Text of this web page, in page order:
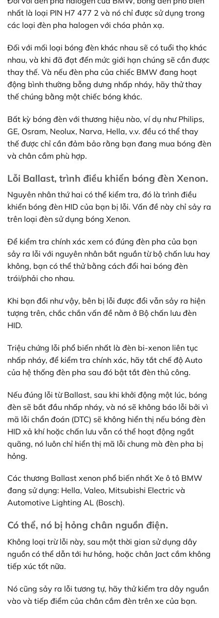
nhất là loại PIN H7 477 2 và nó chỉ được sử dụng trong
các loại đèn pha halogen với chóa phản xạ.
Đối với mối loại bóng đèn khác nhau sẽ có tuổi thọ khác
nhau, và khi đã đạt đến mức giới hạn chúng sẽ cần được
thay thế. Và nếu đèn pha của chiếc BMW đang hoạt
động bình thường bỗng dưng nhấp nháy, hãy thử thay
thế chúng bằng một chiếc bóng khác.
Bất kỳ bóng đèn với thương hiệu nào, ví dụ như Philips,
GE, Osram, Neolux, Narva, Hella, v.v. đều có thể thay
thế được chỉ cần đảm bảo rằng bạn đang mua bóng đèn
và chân cắm phù hợp.
Lỗi Ballast, trình điều khiển bóng đèn Xenon.
Nguyên nhân thứ hai có thể kiểm tra, đó là trình điều
khiển bóng đèn HID của bạn bị lỗi. Vấn đề này chỉ sảy ra
trên loại đèn sử dụng bóng Xenon.
Để kiểm tra chính xác xem có đúng đèn pha của bạn
sảy ra lỗi với nguyên nhân bắt nguần từ bộ chấn lưu hay
không, bạn có thể thử bằng cách đổi hai bóng đèn
trái/phải cho nhau.
Khi bạn đổi như vậy, bên bị lỗi được đổi vẫn sảy ra hiện
tượng trên, chắc chắn vấn đề nằm ở Bộ chấn lưu đèn
HID.
Triệu chứng lỗi phổ biến nhất là đèn bi-xenon liên tục
nhấp nháy, để kiểm tra chính xác, hãy tắt chế độ Auto
của hệ thống đèn pha sau đó bật tắt đèn thủ công.
Nếu đúng lỗi từ Ballast, sau khi khởi động một lúc, bóng
đèn sẽ bắt đầu nhấp nháy, và nó sẽ không báo lỗi bởi vì
mã lỗi chẩn đoán (DTC) sẽ không hiển thị nếu bóng đèn
HID xả khí hoặc chấn lưu vẫn có thể hoạt động ngắt
quãng, nó luôn chỉ hiển thị mã lỗi chung mà đèn pha bị
hỏng.
Các thương Ballast xenon phổ biến nhất Xe ô tô BMW
đang sử dụng: Hella, Valeo, Mitsubishi Electric và
Automotive Lighting AL (Bosch).
Có thể, nó bị hỏng chân nguồn điện.
Không loại trừ lỗi này, sau một thời gian sử dụng dây
nguồn có thể dẫn tới hư hỏng, hoặc chân Jact cắm không
tiếp xúc tốt nữa.
Nó cũng sảy ra lỗi tương tự, hãy thử kiểm tra dây nguần
vào và tiếp điểm của chân cắm đèn trên xe của bạn.